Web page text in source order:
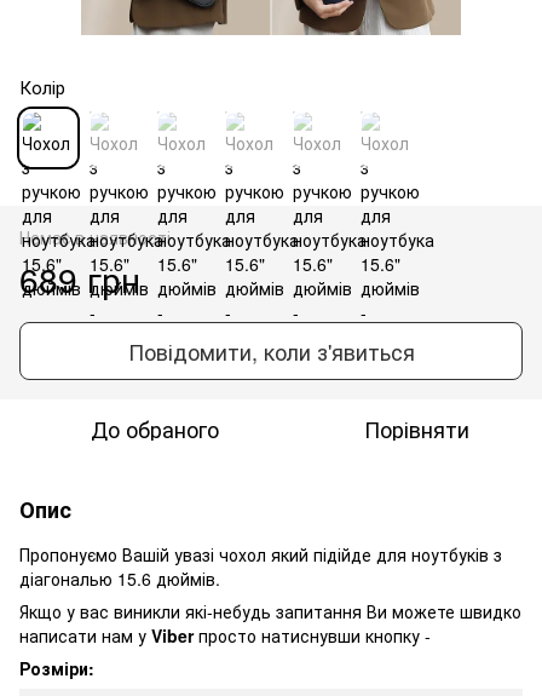
Колір
Немає в наявності
689 грн
Повідомити, коли з'явиться
До обраного Порівняти
Опис
Пропонуємо Вашій увазі чохол який підійде для ноутбуків з
діагональю 15.6 дюймів.
Якщо у вас виникли які-небудь запитання Ви можете швидко
написати нам у Viberпросто натиснувши кнопку -
Розміри: